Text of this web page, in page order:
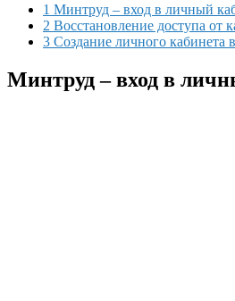
1 Минтруд – вход в личный
2 Восстановление доступа от
3 Создание личного кабинета
Минтруд – вход в